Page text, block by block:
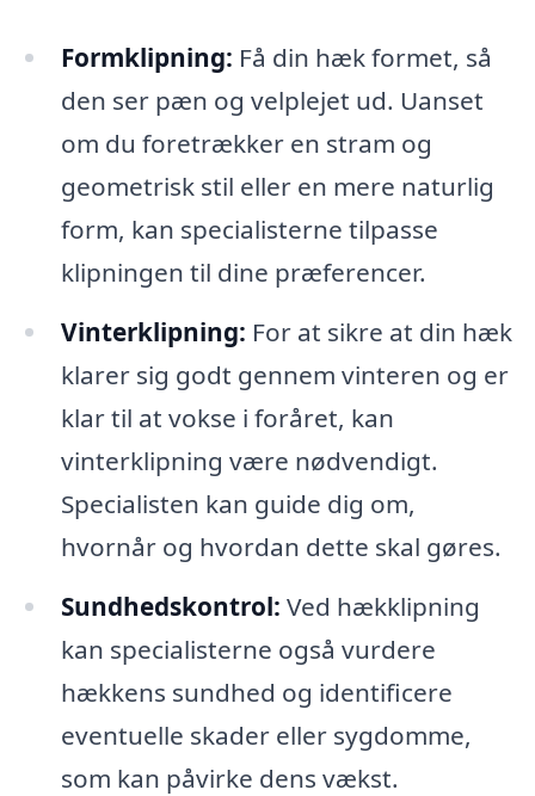
Formklipning: Få din hæk formet, så
den ser pæn og velplejet ud. Uanset
om du foretrækker en stram og
geometrisk stil eller en mere naturlig
form, kan specialisterne tilpasse
klipningen til dine præferencer.
Vinterklipning: For at sikre at din hæk
klarer sig godt gennem vinteren og er
klar til at vokse i foråret, kan
vinterklipning være nødvendigt.
Specialisten kan guide dig om,
hvornår og hvordan dette skal gøres.
Sundhedskontrol: Ved hækklipning
kan specialisterne også vurdere
hækkens sundhed og identificere
eventuelle skader eller sygdomme,
som kan påvirke dens vækst.